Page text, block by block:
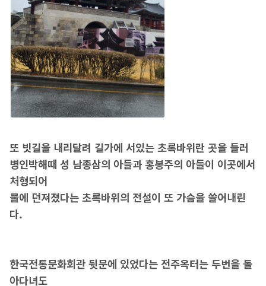
또 빗길을 내리달려 길가에 서있는 초록바위란 곳을 들러
병인박해때 성 남종삼의 아들과 홍봉주의 아들이 이곳에서
처형되어
물에 던져졌다는 초록바위의 전설이 또 가슴을 쓸어내린
다.
한국전통문화회관 뒷문에 있었다는 전주옥터는 두번을 돌
아다녀도